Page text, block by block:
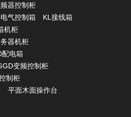
器控制柜
电气控制箱
KL接线箱
机柜
器机柜
配电箱
变频控制柜
制柜
平面木面操作台